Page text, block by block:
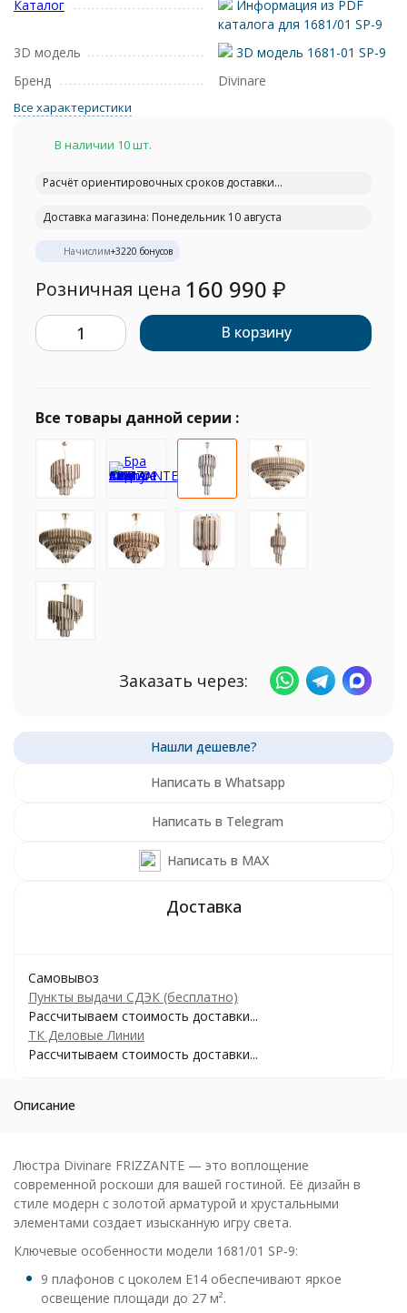
Каталог
Информация из PDF
каталога для 1681/01 SP-9
3D модель
3D модель 1681-01 SP-9
Бренд
Divinare
Все характеристики
В наличии 10 шт.
Расчёт ориентировочных сроков доставки...
Доставка магазина: Понедельник 10 августа
Начислим+3220 бонусов
Розничная цена 160 990 ₽
В корзину
Все товары данной серии :
Заказать через:
Написать в Whatsapp
Написать в Telegram
Написать в MAX
Самовывоз
Пункты выдачи СДЭК (бесплатно)
Рассчитываем стоимость доставки...
ТК Деловые Линии
Рассчитываем стоимость доставки...
Описание
Люстра Divinare FRIZZANTE — это воплощение
современной роскоши для вашей гостиной. Её дизайн в
стиле модерн с золотой арматурой и хрустальными
элементами создает изысканную игру света.
Ключевые особенности модели 1681/01 SP-9:
9 плафонов с цоколем E14 обеспечивают яркое
освещение площади до 27 м².